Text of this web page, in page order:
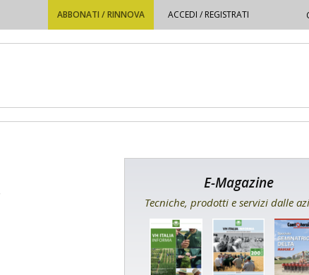
ABBONATI / RINNOVA ACCEDI / REGISTRATI
E-Magazine
Tecniche, prodotti e servizi dalle